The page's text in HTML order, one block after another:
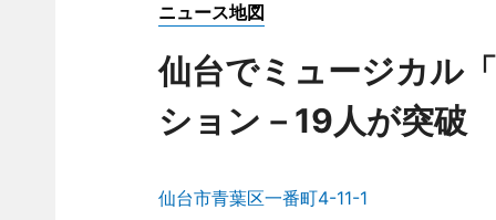
ニュース地図
仙台でミュージカル
ション－19人が突破
仙台市青葉区一番町4-11-1